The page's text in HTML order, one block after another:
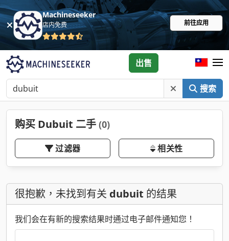
Machineseeker
店内免费 前往应用
搜索
出售
购买 Dubuit 二手 (0)
过滤器 相关性
很抱歉，未找到有关 dubuit 的结果
我们会在有新的搜索结果时通过电子邮件通知您！